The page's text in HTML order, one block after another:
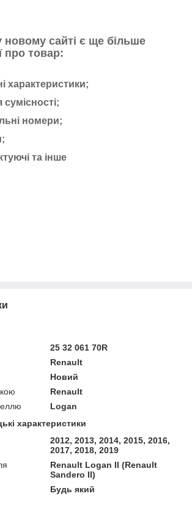
сайті є ще більше
про товар:
характеристики;
номери;
та інше
25 32 061 70R
Renault
Новий
Renault
Logan
характеристики
2012, 2013, 2014, 2015, 2016,
2017, 2018, 2019
Renault Logan II (Renault
Sandero II)
Будь який